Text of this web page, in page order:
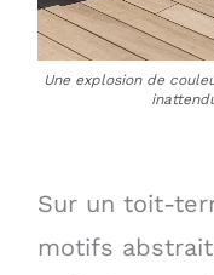
Une explosion de
Sur un toit-
motifs